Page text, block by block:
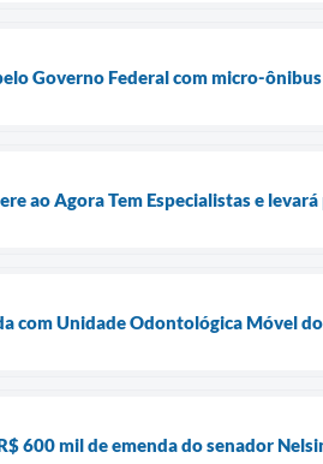
Governo Federal com micro-
ao Agora Tem Especialistas e
com Unidade Odontológica Móvel
600 mil de emenda do senador